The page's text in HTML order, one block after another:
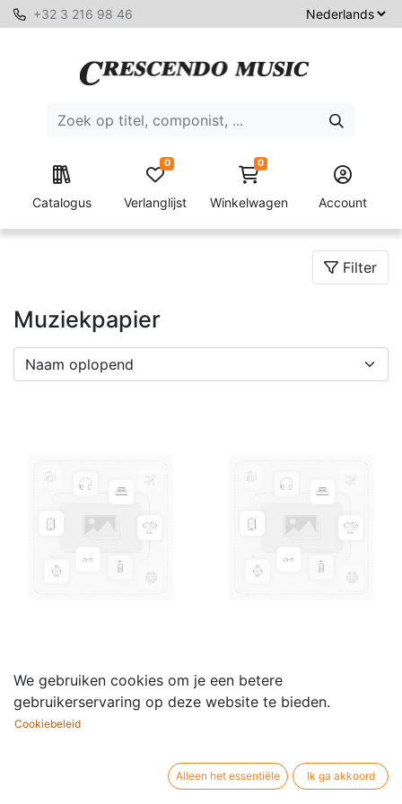
+32 3 216 98 46
Catalogus Verlanglijst
0 0
Winkelwagen Account
Filter
Muziekpapier
Star Nr.31, 12 Systeme
(Quart quer) 34x27cm
1,20€
Star Nr.32, 12 Systeme
(Bach, hoch)
0,95 €
We gebruiken cookies om je een betere
gebruikerservaring op deze website te bieden.
Cookiebeleid
Alleen het essentiële Ik ga akkoord